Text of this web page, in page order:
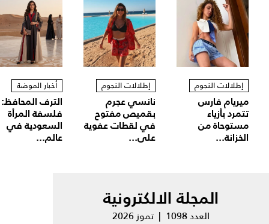
إطلالات النجوم
ميريام فارس
تتمرد بأزياء
مستوحاة من
الخزانة...
إطلالات النجوم
نانسي عجرم
بقميص مفتوح
في لقطات عفوية
على...
أخبار الموضة
الترف المحافظ:
فلسفة المرأة
السعودية في
عالم...
المجلة الالكترونية
العدد 1098 | تموز 2026